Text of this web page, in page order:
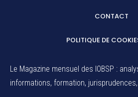
CONTACT
POLITIQUE DE
Le Magazine mensuel des IOBSP :
informations, formation,